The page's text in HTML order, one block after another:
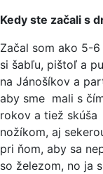
Kedy ste začali s
Začal som ako 5-
si šabľu, pištoľ a
na Jánošíkov a
aby sme mali s
rokov a tiež skúša
nožíkom, aj
pri ňom, aby sa
so železom, no ja